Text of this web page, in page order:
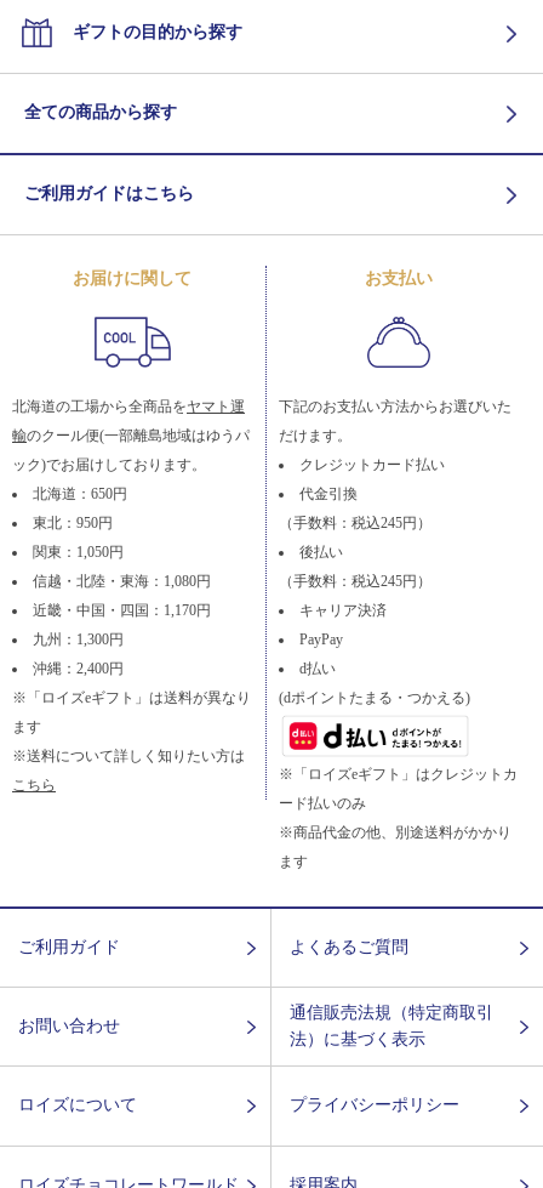
ギフトの目的から探す
全ての商品から探す
ご利用ガイドはこちら
お届けに関して
北海道の工場から全商品をヤマト運
輸のクール便(一部離島地域はゆうパ
ック)でお届けしております。
北海道：650円
東北：950円
関東：1,050円
信越・北陸・東海：1,080円
近畿・中国・四国：1,170円
九州：1,300円
沖縄：2,400円
※「ロイズeギフト」は送料が異なり
ます
※送料について詳しく知りたい方は
こちら
お支払い
下記のお支払い方法からお選びいた
だけます。
クレジットカード払い
代金引換
（手数料：税込245円）
後払い
（手数料：税込245円）
キャリア決済
PayPay
d払い
(dポイントたまる・つかえる)
※「ロイズeギフト」はクレジットカ
ード払いのみ
※商品代金の他、別途送料がかかり
ます
ご利用ガイド よくあるご質問
お問い合わせ
通信販売法規（特定商取引
法）に基づく表示
ロイズについて プライバシーポリシー